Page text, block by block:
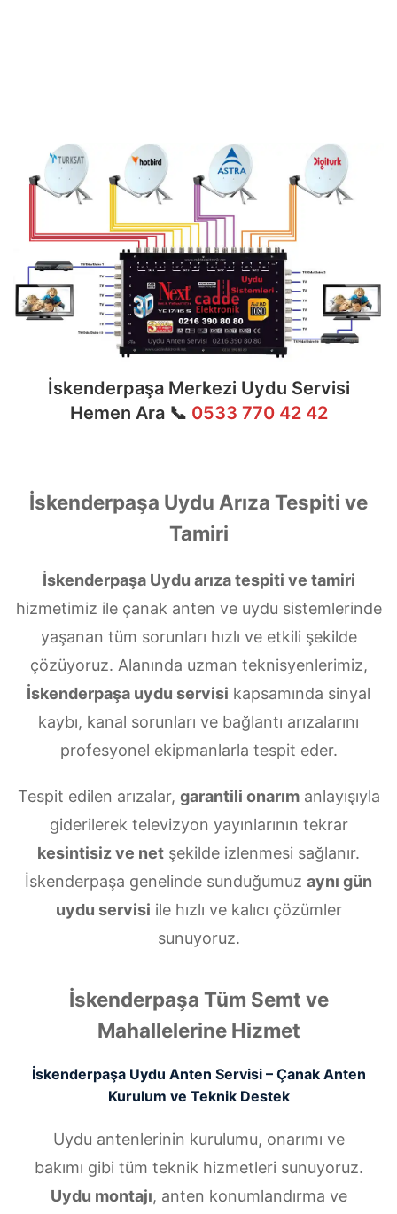
İskenderpaşa Merkezi Uydu Servisi
Hemen Ara 📞 0533 770 42 42
İskenderpaşa Uydu Arıza Tespiti ve
Tamiri
İskenderpaşa Uydu arıza tespiti ve tamiri
hizmetimiz ile çanak anten ve uydu sistemlerinde
yaşanan tüm sorunları hızlı ve etkili şekilde
çözüyoruz. Alanında uzman teknisyenlerimiz,
İskenderpaşa uydu servisi kapsamında sinyal
kaybı, kanal sorunları ve bağlantı arızalarını
profesyonel ekipmanlarla tespit eder.
Tespit edilen arızalar, garantili onarımanlayışıyla
giderilerek televizyon yayınlarının tekrar
kesintisiz ve net şekilde izlenmesi sağlanır.
İskenderpaşa genelinde sunduğumuz aynı gün
uydu servisi ile hızlı ve kalıcı çözümler
sunuyoruz.
İskenderpaşa Tüm Semt ve
Mahallelerine Hizmet
İskenderpaşa Uydu Anten Servisi – Çanak Anten
Kurulum ve Teknik Destek
Uydu antenlerinin kurulumu, onarımı ve
bakımı gibi tüm teknik hizmetleri sunuyoruz.
Uydu montajı, anten konumlandırma ve